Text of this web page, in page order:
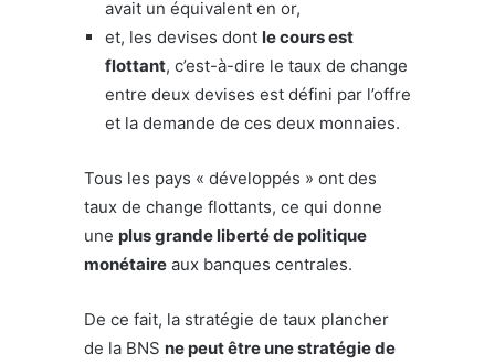
avait un équivalent en or,
et, les devises dont le cours est
flottant, c’est-à-dire le taux de change
entre deux devises est défini par l’offre
et la demande de ces deux monnaies.
Tous les pays « développés » ont des
taux de change flottants, ce qui donne
une plus grande liberté de politique
monétaire aux banques centrales.
De ce fait, la stratégie de taux plancher
de la BNS ne peut être une stratégie de